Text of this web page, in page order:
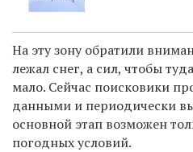
На эту зону обратили
лежал снег, а сил, чтобы
мало. Сейчас поисковики
данными и периодически
основной этап возможен
погодных условий.